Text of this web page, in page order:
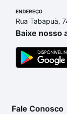
ENDEREÇO
Rua Tabapuã,
Baixe nosso
Fale Conosco